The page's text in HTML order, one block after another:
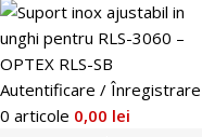
Autentificare / Înregistrare
0 articole 0,00 lei